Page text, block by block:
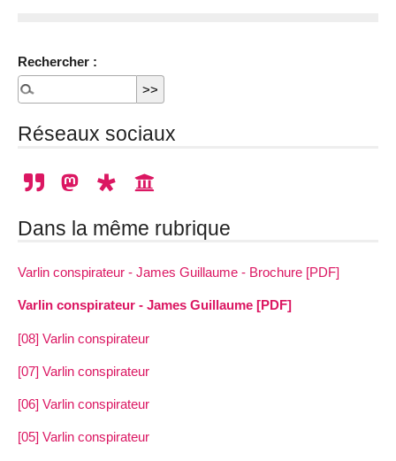
Rechercher :
Réseaux sociaux
Dans la même rubrique
Varlin conspirateur - James Guillaume - Brochure [PDF]
Varlin conspirateur - James Guillaume [PDF]
[08] Varlin conspirateur
[07] Varlin conspirateur
[06] Varlin conspirateur
[05] Varlin conspirateur